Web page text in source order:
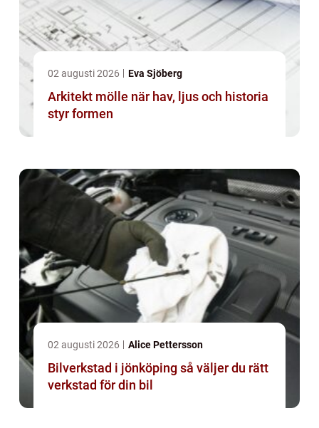
02 augusti 2026 Eva Sjöberg
Arkitekt mölle när hav, ljus och historia
styr formen
02 augusti 2026 Alice Pettersson
Bilverkstad i jönköping så väljer du rätt
verkstad för din bil